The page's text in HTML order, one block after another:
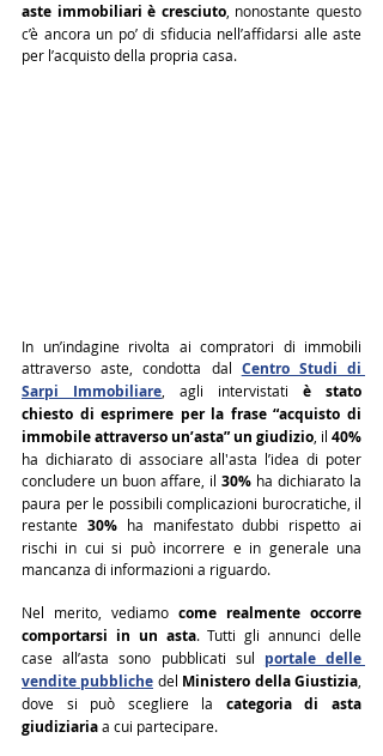
aste immobiliari è cresciuto, nonostante questo
c’è ancora un po’ di sfiducia nell’affidarsi alle aste
per l’acquisto della propria casa.
In un’indagine rivolta ai compratori di immobili
attraverso aste, condotta dal Centro Studi di
Sarpi Immobiliare, agli intervistati è stato
chiesto di esprimere per la frase “acquisto di
immobile attraverso un’asta” un giudizio, il 40%
ha dichiarato di associare all'asta l’idea di poter
concludere un buon affare, il 30% ha dichiarato la
paura per le possibili complicazioni burocratiche, il
restante 30% ha manifestato dubbi rispetto ai
rischi in cui si può incorrere e in generale una
mancanza di informazioni a riguardo.
Nel merito, vediamo come realmente occorre
comportarsi in un asta. Tutti gli annunci delle
case all’asta sono pubblicati sul portale delle
vendite pubbliche del Ministero della Giustizia,
dove si può scegliere la categoria di asta
giudiziaria a cui partecipare.